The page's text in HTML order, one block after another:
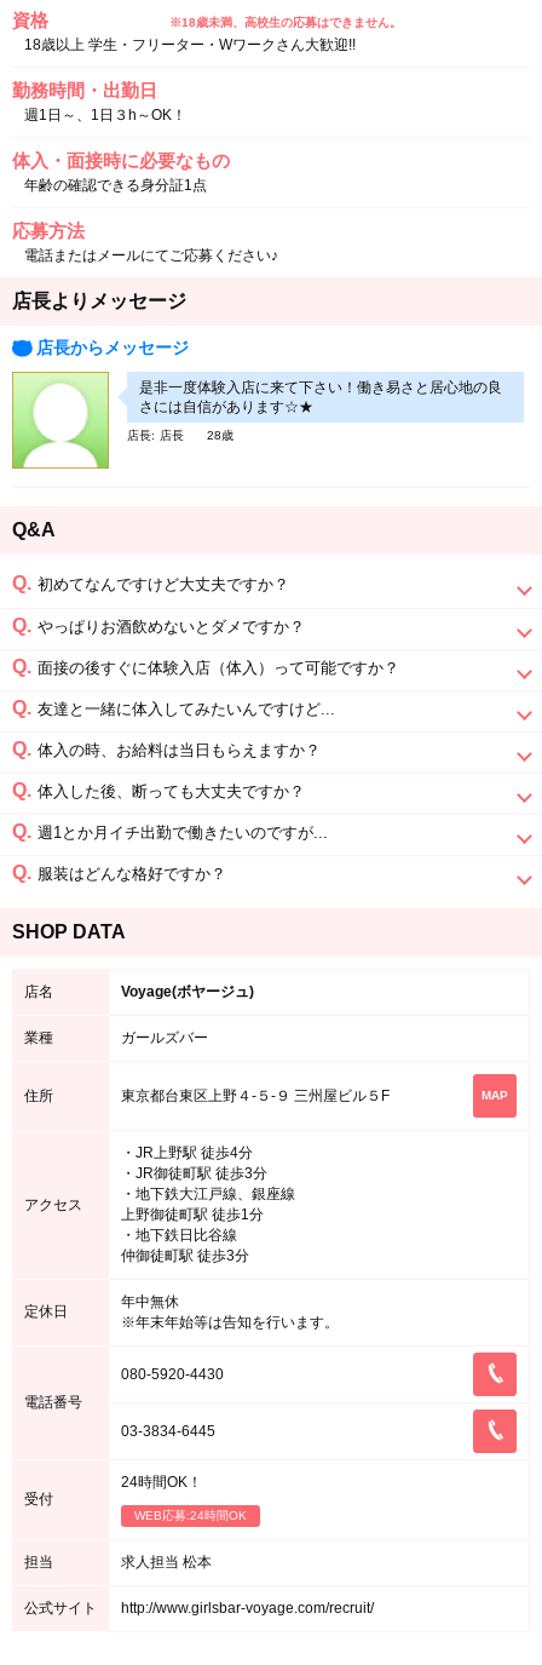
資格 ※18歳未満、高校生の応募はできません。
18歳以上 学生・フリーター・Wワークさん大歓迎!!
勤務時間・出勤日
週1日～、1日３h～OK！
体入・面接時に必要なもの
年齢の確認できる身分証1点
応募方法
電話またはメールにてご応募ください♪
店長よりメッセージ
店長からメッセージ
是非一度体験入店に来て下さい！働き易さと居心地の良
さには自信があります☆★
店長 店長 28歳
Q&A
Q. 初めてなんですけど大丈夫ですか？
Q. やっぱりお酒飲めないとダメですか？
Q. 面接の後すぐに体験入店（体入）って可能ですか？
Q. 友達と一緒に体入してみたいんですけど...
Q. 体入の時、お給料は当日もらえますか？
Q. 体入した後、断っても大丈夫ですか？
Q. 週1とか月イチ出勤で働きたいのですが...
Q. 服装はどんな格好ですか？
SHOP DATA
店名 Voyage(ボヤージュ)
業種 ガールズバー
住所 東京都台東区上野４‐５‐９ 三州屋ビル５F MAP
アクセス
・JR上野駅 徒歩4分
・JR御徒町駅 徒歩3分
・地下鉄大江戸線、銀座線
上野御徒町駅 徒歩1分
・地下鉄日比谷線
仲御徒町駅 徒歩3分
定休日
年中無休
※年末年始等は告知を行います。
電話番号
080-5920-4430
03-3834-6445
受付
24時間OK！
WEB応募:24時間OK
担当 求人担当 松本
公式サイト http://www.girlsbar-voyage.com/recruit/